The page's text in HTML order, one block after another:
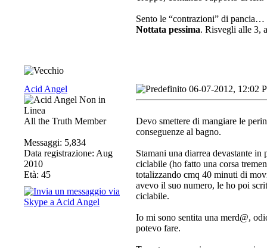
Sento le “contrazioni” di pancia…
Nottata pessima. Risvegli alle
Acid Angel
All the Truth Member
Messaggi: 5,834
Data registrazione: Aug
2010
Età: 45
06-07-2012, 12:02
Devo smettere di mangiare le
conseguenze al bagno.
Stamani una diarrea devastante
ciclabile (ho fatto una corsa
totalizzando cmq 40 minuti di
avevo il suo numero, le ho poi
ciclabile.
Io mi sono sentita una merd@,
potevo fare.